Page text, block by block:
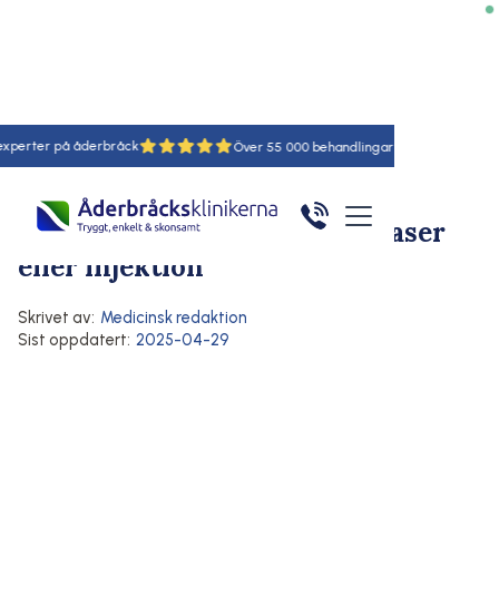
på åderbråck 55
18
Hem/Artiklar/Här
Behandling av åderbråck Ådernät
Ta bort ytliga blodkärl med laser
eller injektion
Skrivet av: Medicinsk redaktion
Sist oppdatert: 2025-04-29